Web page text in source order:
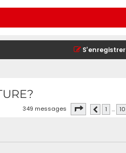
S’enregistrer
349 messages Page 14 14
Précédente
1 … 10